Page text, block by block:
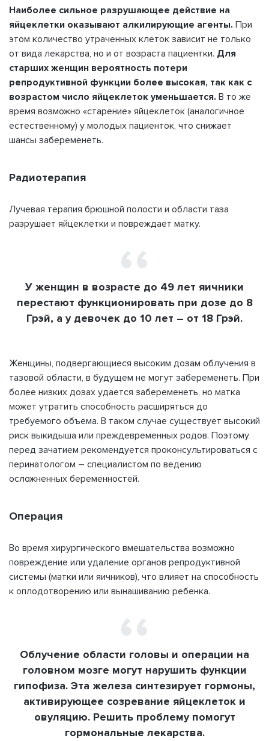
Наиболее сильное разрушающее действие на
яйцеклетки оказывают алкилирующие агенты. При
этом количество утраченных клеток зависит не только
от вида лекарства, но и от возраста пациентки. Для
старших женщин вероятность потери
репродуктивной функции более высокая, так как с
возрастом число яйцеклеток уменьшается. В то же
время возможно «старение» яйцеклеток (аналогичное
естественному) у молодых пациенток, что снижает
шансы забеременеть.
Радиотерапия
Лучевая терапия брюшной полости и области таза
разрушает яйцеклетки и повреждает матку.
У женщин в возрасте до 49 лет яичники
перестают функционировать при дозе до 8
Грэй, а у девочек до 10 лет – от 18 Грэй.
Женщины, подвергающиеся высоким дозам облучения в
тазовой области, в будущем не могут забеременеть. При
более низких дозах удается забеременеть, но матка
может утратить способность расширяться до
требуемого объема. В таком случае существует высокий
риск выкидыша или преждевременных родов. Поэтому
перед зачатием рекомендуется проконсультироваться с
перинатологом – специалистом по ведению
осложненных беременностей.
Операция
Во время хирургического вмешательства возможно
повреждение или удаление органов репродуктивной
системы (матки или яичников), что влияет на способность
к оплодотворению или вынашиванию ребенка.
Облучение области головы и операции на
головном мозге могут нарушить функции
гипофиза. Эта железа синтезирует гормоны,
активирующее созревание яйцеклеток и
овуляцию. Решить проблему помогут
гормональные лекарства.